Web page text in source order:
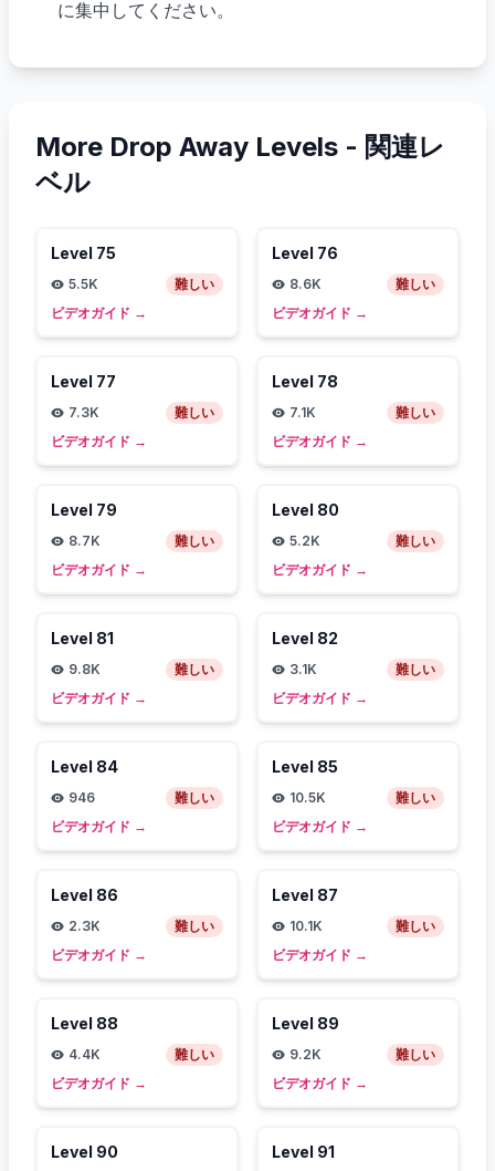
に集中してください。
More Drop Away Levels - 関連レ
ベル
Level 75
5.5K
難しい
ビデオガイド →
Level 76
8.6K
難しい
ビデオガイド →
Level 77
7.3K
難しい
ビデオガイド →
Level 78
7.1K
難しい
ビデオガイド →
Level 79
8.7K
難しい
ビデオガイド →
Level 80
5.2K
難しい
ビデオガイド →
Level 81
9.8K
難しい
ビデオガイド →
Level 82
3.1K
難しい
ビデオガイド →
Level 84
946
難しい
ビデオガイド →
Level 85
10.5K
難しい
ビデオガイド →
Level 86
2.3K
難しい
ビデオガイド →
Level 87
10.1K
難しい
ビデオガイド →
Level 88
4.4K
難しい
ビデオガイド →
Level 89
9.2K
難しい
ビデオガイド →
Level 90 Level 91